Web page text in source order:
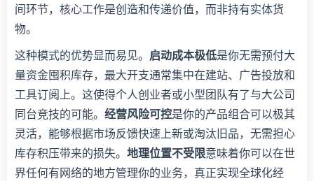
间环节，核心工作是创造和传递价值，而非持有实体货
物。
这种模式的优势显而易见。 启动成本极低是你无需预付大
量资金囤积库存，最大开支通常集中在建站、广告投放和
工具订阅上。这使得个人创业者或小型团队有了与大公司
同台竞技的可能。 经营风险可控是你的产品组合可以极其
灵活，能够根据市场反馈快速上新或淘汰旧品，无需担心
库存积压带来的损失。 地理位置不受限意味着你可以在世
界任何有网络的地方管理你的业务，真正实现全球化经